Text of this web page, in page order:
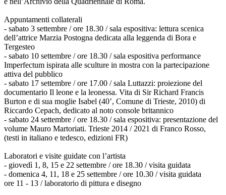
Appuntamenti collaterali
- sabato 3 settembre / ore 18.30 / sala espositiva: lettura scenica
dell’attrice Marzia Postogna dedicata alla leggenda di Bora e
Tergesteo
- sabato 10 settembre / ore 18.30 / sala espositiva performance
Imperfectum ispirata alle sculture in mostra con la partecipazione
attiva del pubblico
- sabato 17 settembre / ore 17.00 / sala Luttazzi: proiezione del
documentario Il leone e la leonessa. Vita di Sir Richard Francis
Burton e di sua moglie Isabel (40’, Comune di Trieste, 2010) di
Riccardo Cepach, dedicato al noto console britannico
- sabato 24 settembre / ore 18.30 / sala espositiva: presentazione del
volume Mauro Martoriati. Trieste 2014 / 2021 di Franco Rosso,
(testi in italiano e tedesco, edizioni FR)
Laboratori e visite guidate con l’artista
- giovedì 1, 8, 15 e 22 settembre / ore 18.30 / visita guidata
- domenica 4, 11, 18 e 25 settembre / ore 10.30 / visita guidata
ore 11 - 13 / laboratorio di pittura e disegno